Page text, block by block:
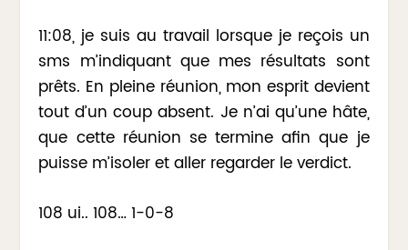
11:08, je suis au travail lorsque je reçois un
sms m’indiquant que mes résultats sont
prêts. En pleine réunion, mon esprit devient
tout d’un coup absent. Je n’ai qu’une hâte,
que cette réunion se termine afin que je
puisse m’isoler et aller regarder le verdict.
108 ui.. 108… 1-0-8